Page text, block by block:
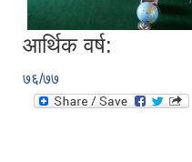
आर्थिक वर्ष:
७६/७७